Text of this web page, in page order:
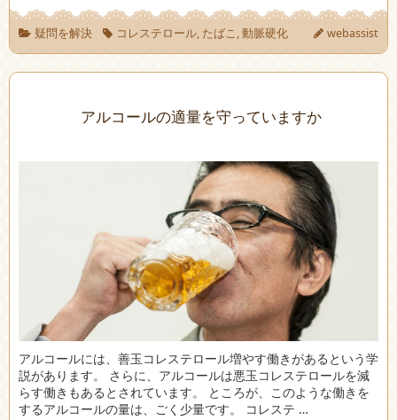
疑問を解決 コレステロール, たばこ ,動脈硬化 webassist
アルコールの適量を守っていますか
アルコールには、善玉コレステロール増やす働きがあるという学
説があります。 さらに、アルコールは悪玉コレステロールを減
らす働きもあるとされています。 ところが、このような働きを
するアルコールの量は、ごく少量です。 コレステ …